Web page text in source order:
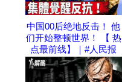
中国00后绝地反击！ 他
们开始整顿世界！ 【 热
点最前线】｜#人民报